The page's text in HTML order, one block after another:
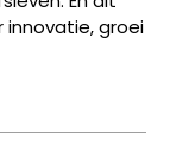
innovatie, groei